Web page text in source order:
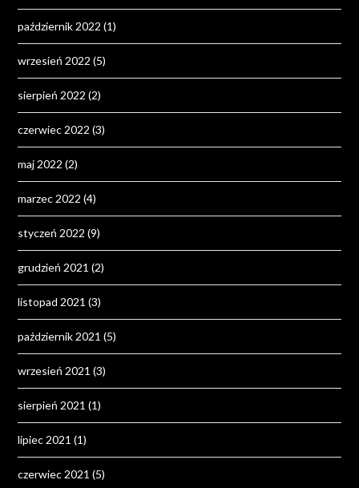
październik 2022 (1)
wrzesień 2022 (5)
sierpień 2022 (2)
czerwiec 2022 (3)
maj 2022 (2)
marzec 2022 (4)
styczeń 2022 (9)
grudzień 2021 (2)
listopad 2021 (3)
październik 2021 (5)
wrzesień 2021 (3)
sierpień 2021 (1)
lipiec 2021 (1)
czerwiec 2021 (5)